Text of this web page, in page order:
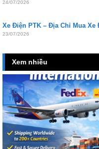
24/07/2026
Xe Điện PTK – Địa Chỉ Mua Xe
23/07/2026
Xem nhiều
16
Th9